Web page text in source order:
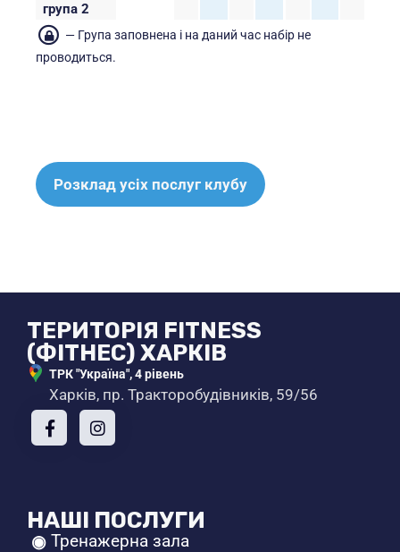
група 2
— Група заповнена і на даний час набір не
проводиться.
Розклад усіх послуг клубу
ТЕРИТОРІЯ FITNESS
(ФІТНЕС) ХАРКІВ
ТРК "Україна", 4 рівень
Харків, пр. Тракторобудівників, 59/56
НАШІ ПОСЛУГИ
Тренажерна зала